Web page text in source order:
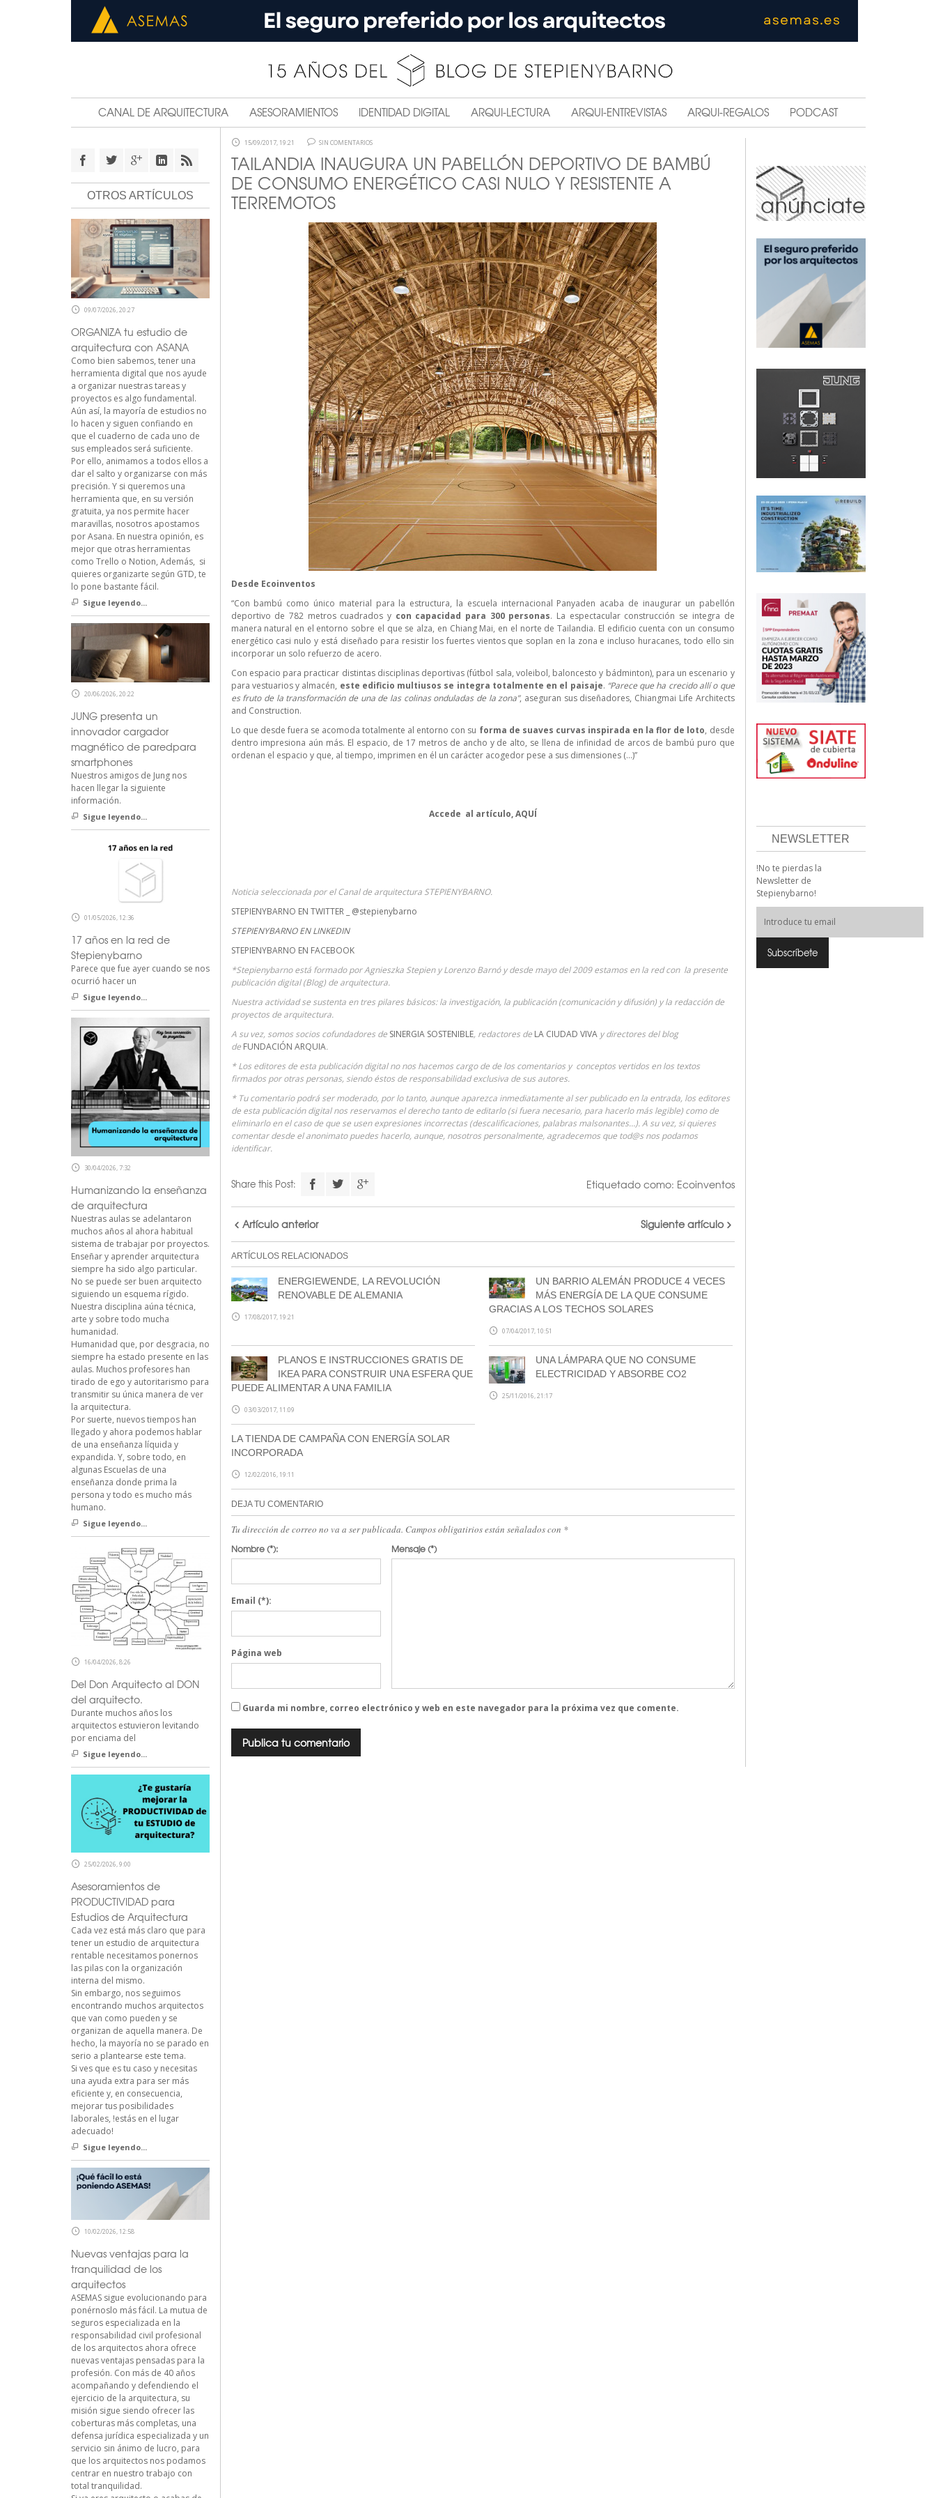
CANAL DE ARQUITECTURA ASESORAMIENTOS IDENTIDAD DIGITAL ARQUI-LECTURA ARQUI-ENTREVISTAS ARQUI-REGALOS PODCAST
15/09/2017, 19:21 SIN COMENTARIOS
TAILANDIA INAUGURA UN PABELLÓN DEPORTIVO DE BAMBÚ
DE CONSUMO ENERGÉTICO CASI NULO Y RESISTENTE A
TERREMOTOS
Desde Ecoinventos
“Con bambú como único material para la estructura, la escuela internacional Panyaden acaba de inaugurar un pabellón
deportivo de 782 metros cuadrados y con capacidad para 300 personas. La espectacular construcción se integra de
manera natural en el entorno sobre el que se alza, en Chiang Mai, en el norte de Tailandia. El edificio cuenta con un consumo
energético casi nulo y está diseñado para resistir los fuertes vientos que soplan en la zona e incluso huracanes, todo ello sin
incorporar un solo refuerzo de acero.
Con espacio para practicar distintas disciplinas deportivas (fútbol sala, voleibol, baloncesto y bádminton), para un escenario y
para vestuarios y almacén, este edificio multiusos se integra totalmente en el paisaje. “Parece que ha crecido allí o que
es fruto de la transformación de una de las colinas onduladas de la zona”, aseguran sus diseñadores, Chiangmai Life Architects
and Construction.
Lo que desde fuera se acomoda totalmente al entorno con su forma de suaves curvas inspirada en la flor de loto, desde
dentro impresiona aún más. El espacio, de 17 metros de ancho y de alto, se llena de infinidad de arcos de bambú puro que
ordenan el espacio y que, al tiempo, imprimen en él un carácter acogedor pese a sus dimensiones (…)”
Accede al artículo,AQUÍ
Noticia seleccionada por el Canal de arquitectura STEPIENYBARNO.
STEPIENYBARNO EN TWITTER _ @stepienybarno
STEPIENYBARNO EN LINKEDIN
STEPIENYBARNO EN FACEBOOK
*Stepienybarno está formado por Agnieszka Stepien y Lorenzo Barnó y desde mayo del 2009 estamos en la red con la presente
publicación digital (Blog) de arquitectura.
Nuestra actividad se sustenta en tres pilares básicos: la investigación, la publicación (comunicación y difusión) y la redacción de
proyectos de arquitectura.
A su vez, somos socios cofundadores de SINERGIA SOSTENIBLE, redactores de LA CIUDAD VIVA y directores del blog
de FUNDACIÓN ARQUIA.
* Los editores de esta publicación digital no nos hacemos cargo de de los comentarios y conceptos vertidos en los textos
firmados por otras personas, siendo éstos de responsabilidad exclusiva de sus autores.
* Tu comentario podrá ser moderado, por lo tanto, aunque aparezca inmediatamente al ser publicado en la entrada, los editores
de esta publicación digital nos reservamos el derecho tanto de editarlo (si fuera necesario, para hacerlo más legible) como de
eliminarlo en el caso de que se usen expresiones incorrectas (descalificaciones, palabras malsonantes…). A su vez, si quieres
comentar desde el anonimato puedes hacerlo, aunque, nosotros personalmente, agradecemos que tod@s nos podamos
identificar.
Share this Post: Etiquetado como: Ecoinventos
Artículo anterior Siguiente artículo
ARTÍCULOS RELACIONADOS
ENERGIEWENDE, LA REVOLUCIÓN
RENOVABLE DE ALEMANIA
17/08/2017, 19:21
UN BARRIO ALEMÁN PRODUCE 4 VECES
MÁS ENERGÍA DE LA QUE CONSUME
GRACIAS A LOS TECHOS SOLARES
07/04/2017, 10:51
PLANOS E INSTRUCCIONES GRATIS DE
IKEA PARA CONSTRUIR UNA ESFERA QUE
PUEDE ALIMENTAR A UNA FAMILIA
03/03/2017, 11:09
UNA LÁMPARA QUE NO CONSUME
ELECTRICIDAD Y ABSORBE CO2
25/11/2016, 21:17
LA TIENDA DE CAMPAÑA CON ENERGÍA SOLAR
INCORPORADA
12/02/2016, 19:11
DEJA TU COMENTARIO
Tu dirección de correo no va a ser publicada. Campos obligatirios están señalados con *
Mensaje(*)
Nombre(*):
Email (*):
Página web
Guarda mi nombre, correo electrónico y web en este navegador para la próxima vez que comente.
NEWSLETTER
!No te pierdas la
Newsletter de
Stepienybarno!
OTROS ARTÍCULOS
09/07/2026, 20:27
ORGANIZA tu estudio de
arquitectura con ASANA
Como bien sabemos, tener una
herramienta digital que nos ayude
a organizar nuestras tareas y
proyectos es algo fundamental.
Aún así, la mayoría de estudios no
lo hacen y siguen confiando en
que el cuaderno de cada uno de
sus empleados será suficiente.
Por ello, animamos a todos ellos a
dar el salto y organizarse con más
precisión. Y si queremos una
herramienta que, en su versión
gratuita, ya nos permite hacer
maravillas, nosotros apostamos
por Asana. En nuestra opinión, es
mejor que otras herramientas
como Trello o Notion, Además, si
quieres organizarte según GTD, te
lo pone bastante fácil.
Sigue leyendo...
20/06/2026, 20:22
JUNG presenta un
innovador cargador
magnético de paredpara
smartphones
Nuestros amigos de Jung nos
hacen llegar la siguiente
información.
Sigue leyendo...
01/05/2026, 12:36
17 años en la red de
Stepienybarno
Parece que fue ayer cuando se nos
ocurrió hacer un
Sigue leyendo...
30/04/2026, 7:32
Humanizando la enseñanza
de arquitectura
Nuestras aulas se adelantaron
muchos años al ahora habitual
sistema de trabajar por proyectos.
Enseñar y aprender arquitectura
siempre ha sido algo particular.
No se puede ser buen arquitecto
siguiendo un esquema rígido.
Nuestra disciplina aúna técnica,
arte y sobre todo mucha
humanidad.
Humanidad que, por desgracia, no
siempre ha estado presente en las
aulas. Muchos profesores han
tirado de ego y autoritarismo para
transmitir su única manera de ver
la arquitectura.
Por suerte, nuevos tiempos han
llegado y ahora podemos hablar
de una enseñanza líquida y
expandida. Y, sobre todo, en
algunas Escuelas de una
enseñanza donde prima la
persona y todo es mucho más
humano.
Sigue leyendo...
16/04/2026, 8:26
Del Don Arquitecto al DON
del arquitecto.
Durante muchos años los
arquitectos estuvieron levitando
por enciama del
Sigue leyendo...
25/02/2026, 9:00
Asesoramientos de
PRODUCTIVIDAD para
Estudios de Arquitectura
Cada vez está más claro que para
tener un estudio de arquitectura
rentable necesitamos ponernos
las pilas con la organización
interna del mismo.
Sin embargo, nos seguimos
encontrando muchos arquitectos
que van como pueden y se
organizan de aquella manera. De
hecho, la mayoría no se parado en
serio a plantearse este tema.
Si ves que es tu caso y necesitas
una ayuda extra para ser más
eficiente y, en consecuencia,
mejorar tus posibilidades
laborales, !estás en el lugar
adecuado!
Sigue leyendo...
10/02/2026, 12:58
Nuevas ventajas para la
tranquilidad de los
arquitectos
ASEMAS sigue evolucionando para
ponérnoslo más fácil. La mutua de
seguros especializada en la
responsabilidad civil profesional
de los arquitectos ahora ofrece
nuevas ventajas pensadas para la
profesión. Con más de 40 años
acompañando y defendiendo el
ejercicio de la arquitectura, su
misión sigue siendo ofrecer las
coberturas más completas, una
defensa jurídica especializada y un
servicio sin ánimo de lucro, para
que los arquitectos nos podamos
centrar en nuestro trabajo con
total tranquilidad.